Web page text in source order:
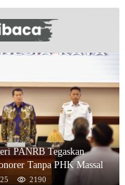
PANRB Tegaskan
Tanpa PHK Massal
2190